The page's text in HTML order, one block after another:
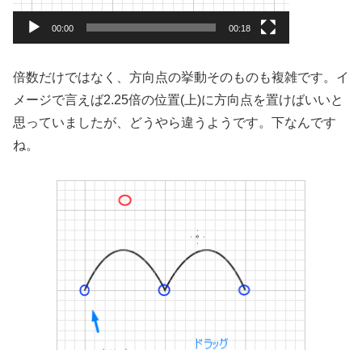
00:00 00:18
倍数だけではなく、方向点の挙動そのものも複雑です。イ
メージで言えば2.25倍の位置(上)に方向点を置けばいいと
思っていましたが、どうやら違うようです。下なんです
ね。